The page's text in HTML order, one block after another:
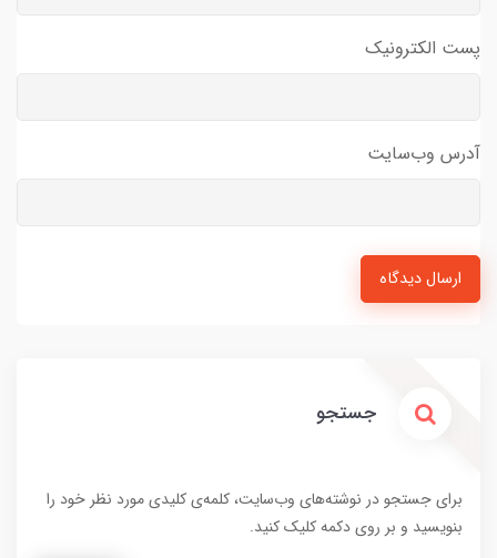
پست الکترونیک
آدرس وب‌سایت
ارسال دیدگاه
جستجو
برای جستجو در نوشته‌های وب‌سایت، کلمه‌ی کلیدی مورد نظر خود را
بنویسید و بر روی دکمه کلیک کنید.